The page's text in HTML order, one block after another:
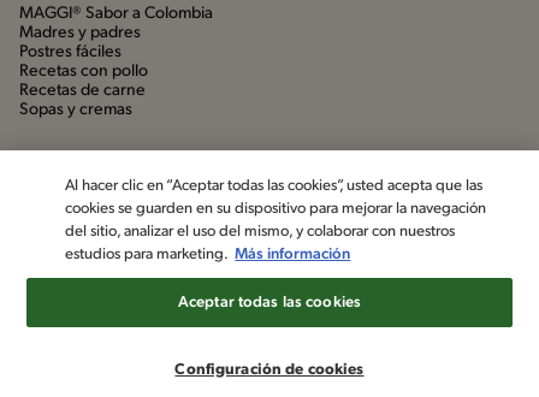
MAGGI® Sabor a Colombia
Madres y padres
Postres fáciles
Recetas con pollo
Recetas de carne
Sopas y cremas
©2022, Nestlé. Marcas registradas por Société dels Produits Nestlé,
Al hacer clic en “Aceptar todas las cookies”, usted acepta que las
cookies se guarden en su dispositivo para mejorar la navegación
del sitio, analizar el uso del mismo, y colaborar con nuestros
estudios para marketing. Más información
Configuración de cookies
Aceptar todas las cookies